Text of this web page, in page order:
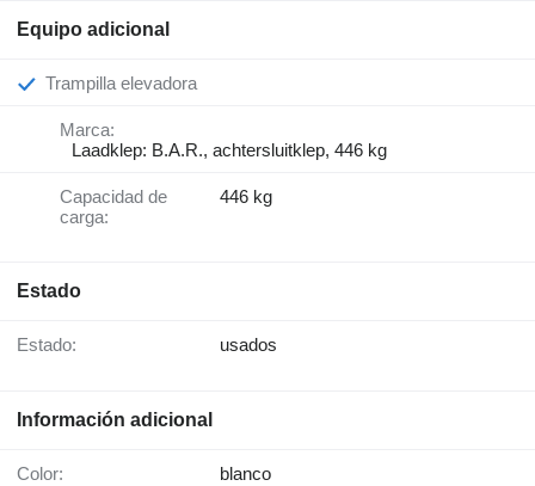
Equipo adicional
Trampilla elevadora
Marca:
Laadklep: B.A.R., achtersluitklep, 446 kg
Capacidad de
carga:
446 kg
Estado
Estado: usados
Información adicional
Color: blanco